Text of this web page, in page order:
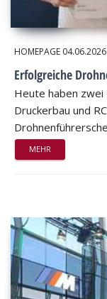
HOMEPAGE 04.06.2026
Erfolgreiche
Heute haben
Druckerbau und
MEHR